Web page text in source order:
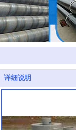
详细说明